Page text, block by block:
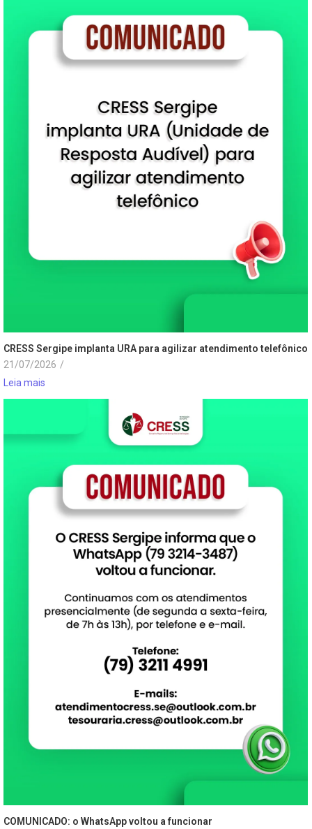
CRESS Sergipe implanta URA para agilizar atendimento telefônico
21/07/2026 /
Leia mais
COMUNICADO: o WhatsApp voltou a funcionar